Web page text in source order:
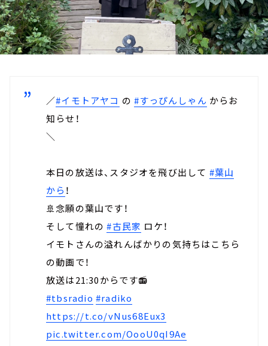
／#イモトアヤコ の#すっぴんしゃん からお
知らせ！
＼
本日の放送は、スタジオを飛び出して #葉山
から ！
🚢念願の葉山です！
そして憧れの#古民家 ロケ！
イモトさんの溢れんばかりの気持ちはこちら
の動画で！
放送は21:30からです📻
#tbsradio #radiko
https://t.co/vNus68Eux3
pic.twitter.com/OooU0qI9Ae